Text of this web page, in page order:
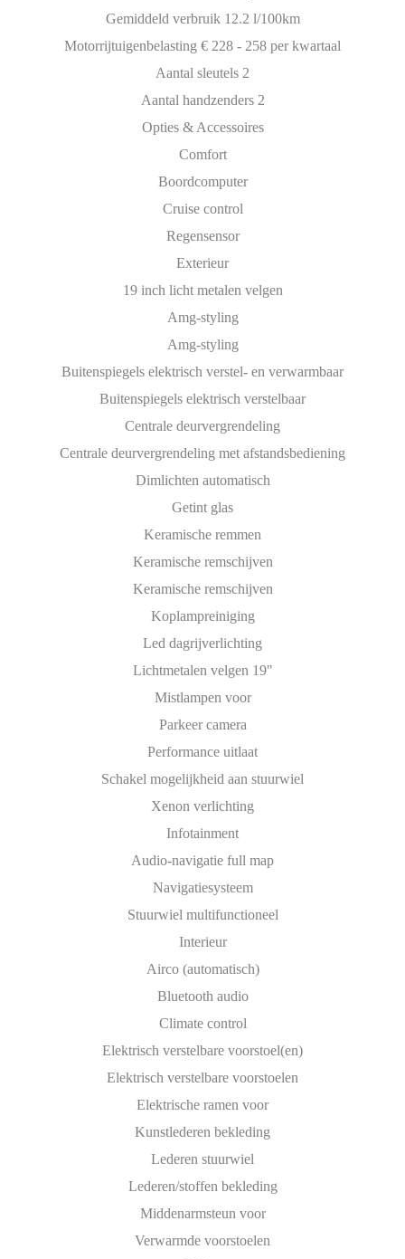
Gemiddeld verbruik 12.2 l/100km
Motorrijtuigenbelasting € 228 - 258 per kwartaal
Aantal sleutels 2
Aantal handzenders 2
Opties & Accessoires
Comfort
Boordcomputer
Cruise control
Regensensor
Exterieur
19 inch licht metalen velgen
Amg-styling
Amg-styling
Buitenspiegels elektrisch verstel- en verwarmbaar
Buitenspiegels elektrisch verstelbaar
Centrale deurvergrendeling
Centrale deurvergrendeling met afstandsbediening
Dimlichten automatisch
Getint glas
Keramische remmen
Keramische remschijven
Keramische remschijven
Koplampreiniging
Led dagrijverlichting
Lichtmetalen velgen 19"
Mistlampen voor
Parkeer camera
Performance uitlaat
Schakel mogelijkheid aan stuurwiel
Xenon verlichting
Infotainment
Audio-navigatie full map
Navigatiesysteem
Stuurwiel multifunctioneel
Interieur
Airco (automatisch)
Bluetooth audio
Climate control
Elektrisch verstelbare voorstoel(en)
Elektrisch verstelbare voorstoelen
Elektrische ramen voor
Kunstlederen bekleding
Lederen stuurwiel
Lederen/stoffen bekleding
Middenarmsteun voor
Verwarmde voorstoelen